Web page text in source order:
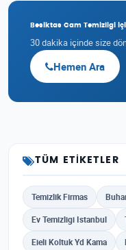
Besiktas Cam Temizligi
30 dakika içinde size
Hemen Ara
TÜM ETIKETLER
Temizlik Firmas
Ev Temizligi Istanbul
Eieli Koltuk Yd Kama